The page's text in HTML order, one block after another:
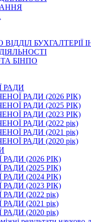
БУХГАЛТЕРІЇ
БІНПО
РАДИ
РАДИ (2026 РІК)
РАДИ (2025 РІК)
РАДИ (2023 РІК)
РАДИ (2022 рік)
РАДИ (2021 рік)
РАДИ (2020 рік)
(2026 РІК)
(2025 РІК)
(2024 РІК)
(2023 РІК)
(2022 рік)
(2021 рік)
(2020 рік)